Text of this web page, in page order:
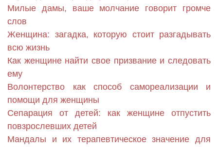
Милые дамы, ваше молчание говорит громче
слов
Женщина: загадка, которую стоит разгадывать
всю жизнь
Как женщине найти свое призвание и следовать
ему
Волонтерство как способ самореализации и
помощи для женщины
Сепарация от детей: как женщине отпустить
повзрослевших детей
Мандалы и их терапевтическое значение для